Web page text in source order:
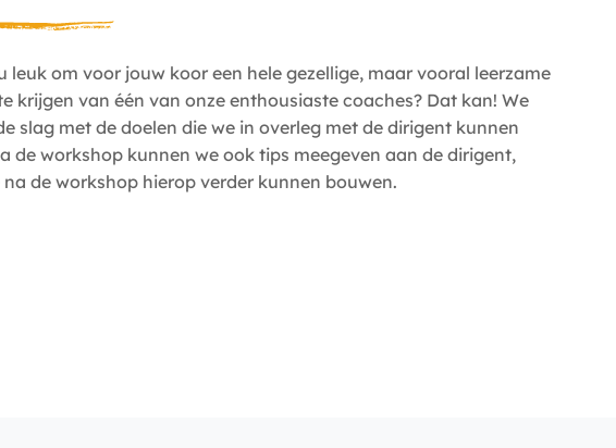
leuk om voor jouw koor een hele gezellige, maar vooral leerzame
krijgen van één van onze enthousiaste coaches? Dat kan! We
slag met de doelen die we in overleg met de dirigent kunnen
de workshop kunnen we ook tips meegeven aan de dirigent,
de workshop hierop verder kunnen bouwen.